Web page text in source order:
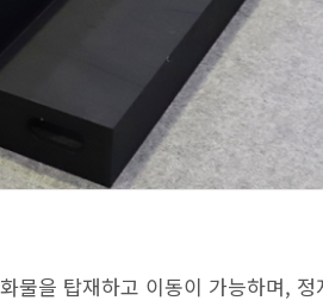
물을 탑재하고 이동이 가능하며, 정